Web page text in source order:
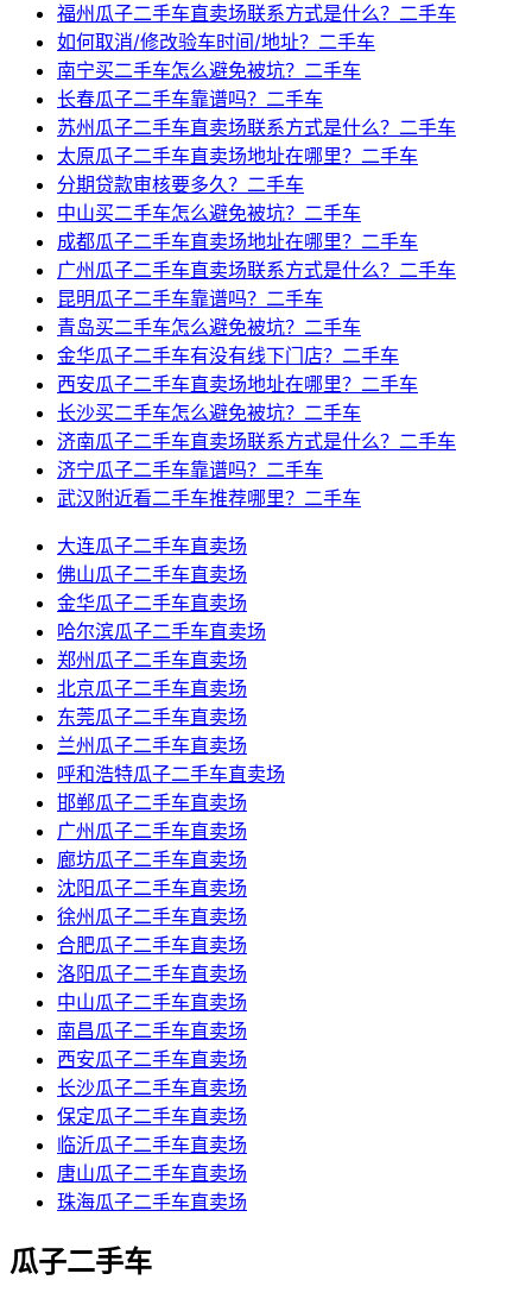
福州瓜子二手车直卖场联系方式是什么？二手车
如何取消/修改验车时间/地址？二手车
南宁买二手车怎么避免被坑？二手车
长春瓜子二手车靠谱吗？二手车
苏州瓜子二手车直卖场联系方式是什么？二手车
太原瓜子二手车直卖场地址在哪里？二手车
分期贷款审核要多久？二手车
中山买二手车怎么避免被坑？二手车
成都瓜子二手车直卖场地址在哪里？二手车
广州瓜子二手车直卖场联系方式是什么？二手车
昆明瓜子二手车靠谱吗？二手车
青岛买二手车怎么避免被坑？二手车
金华瓜子二手车有没有线下门店？二手车
西安瓜子二手车直卖场地址在哪里？二手车
长沙买二手车怎么避免被坑？二手车
济南瓜子二手车直卖场联系方式是什么？二手车
济宁瓜子二手车靠谱吗？二手车
武汉附近看二手车推荐哪里？二手车
大连瓜子二手车直卖场
佛山瓜子二手车直卖场
金华瓜子二手车直卖场
哈尔滨瓜子二手车直卖场
郑州瓜子二手车直卖场
北京瓜子二手车直卖场
东莞瓜子二手车直卖场
兰州瓜子二手车直卖场
呼和浩特瓜子二手车直卖场
邯郸瓜子二手车直卖场
广州瓜子二手车直卖场
廊坊瓜子二手车直卖场
沈阳瓜子二手车直卖场
徐州瓜子二手车直卖场
合肥瓜子二手车直卖场
洛阳瓜子二手车直卖场
中山瓜子二手车直卖场
南昌瓜子二手车直卖场
西安瓜子二手车直卖场
长沙瓜子二手车直卖场
保定瓜子二手车直卖场
临沂瓜子二手车直卖场
唐山瓜子二手车直卖场
珠海瓜子二手车直卖场
瓜子二手车